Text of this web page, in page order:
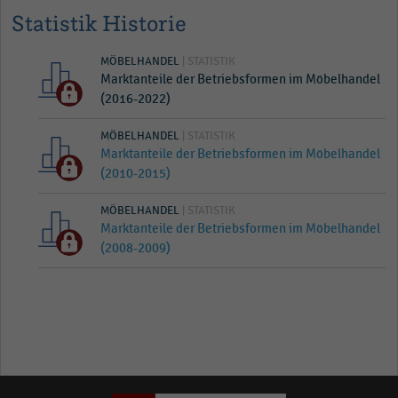
Statistik Historie
MÖBELHANDEL | STATISTIK
Marktanteile der Betriebsformen im Möbelhandel
(2016-2022)
MÖBELHANDEL | STATISTIK
Marktanteile der Betriebsformen im Möbelhandel
(2010-2015)
MÖBELHANDEL | STATISTIK
Marktanteile der Betriebsformen im Möbelhandel
(2008-2009)